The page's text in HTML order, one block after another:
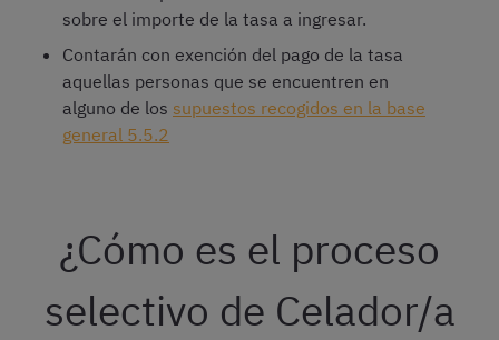
sobre el importe de la tasa a ingresar.
Contarán con exención del pago de la tasa
aquellas personas que se encuentren en
alguno de los supuestos recogidos en la base
general 5.5.2
¿Cómo es el proceso
selectivo de Celador/a